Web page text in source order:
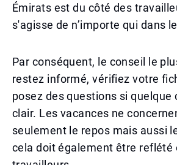
Émirats est du côté des
s'agisse de n’importe qui dans
Par conséquent, le conseil le
restez informé, vérifiez votre
posez des questions si quelque
clair. Les vacances ne
seulement le repos mais aussi
cela doit également être reflété